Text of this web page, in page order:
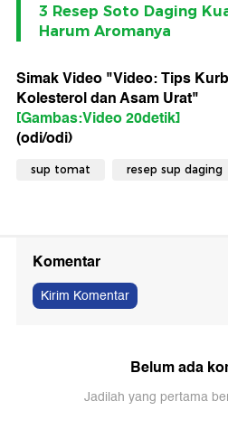
3 Resep Soto Daging
Harum Aromanya
Simak Video "Video: Tips
Kolesterol dan Asam Urat"
[Gambas:Video 20detik]
(odi/odi)
sup tomat resep sup daging
Komentar
Kirim Komentar
Belum ada
Jadilah yang pertama